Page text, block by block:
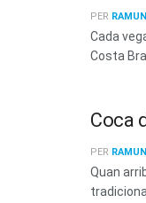
PER
Cada
Costa
Coca
PER
Quan